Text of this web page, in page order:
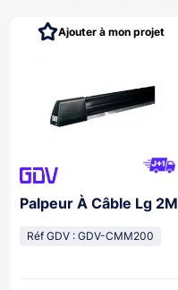
Palpeur À Câble Lg 2M
Réf GDV : GDV-CMM200
Ajouter à mon projet